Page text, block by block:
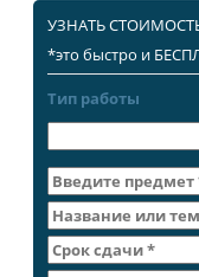
УЗНАТЬ
*это быстро и
Тип работы